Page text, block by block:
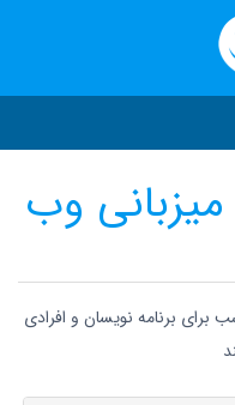
وب
برنامه نویسان و افرادی